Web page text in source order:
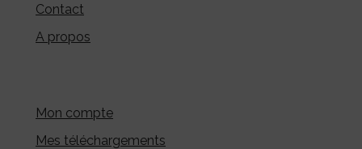
Contact
A propos
Mon compte
Mes téléchargements